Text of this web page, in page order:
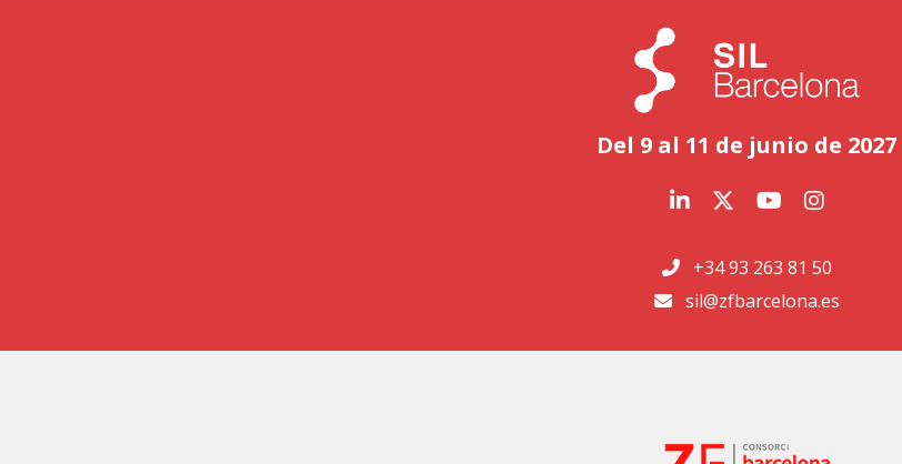
Del 9 al 11 de junio de 2027
+34 93 263 81 50
sil@zfbarcelona.es